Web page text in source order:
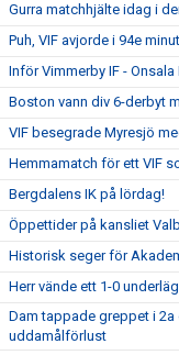
Gurra matchhjälte idag i
Puh, VIF avjorde i 94e
Inför Vimmerby IF - Onsala
Boston vann div 6-derbyt
VIF besegrade Myresjö
Hemmamatch för ett VIF
Bergdalens IK på lördag!
Öppettider på kansliet
Historisk seger för
Herr vände ett 1-0
Dam tappade greppet i
uddamålförlust